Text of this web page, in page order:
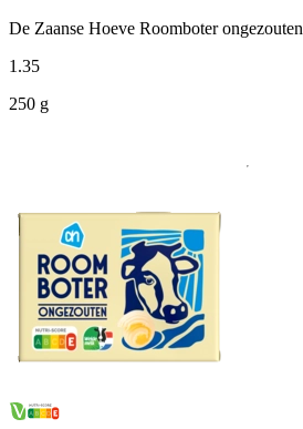
De Zaanse Hoeve Roomboter ongezouten
1 .35
250 g